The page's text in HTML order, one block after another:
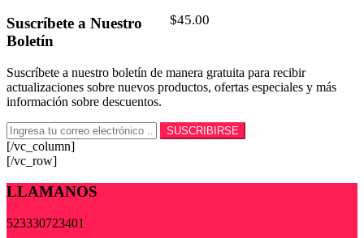
$45.00
Suscríbete a Nuestro
Boletín
Suscríbete a nuestro boletín de manera gratuita para recibir
actualizaciones sobre nuevos productos, ofertas especiales y más
información sobre descuentos.
[/vc_column]
[/vc_row]
LLAMANOS
523330723401